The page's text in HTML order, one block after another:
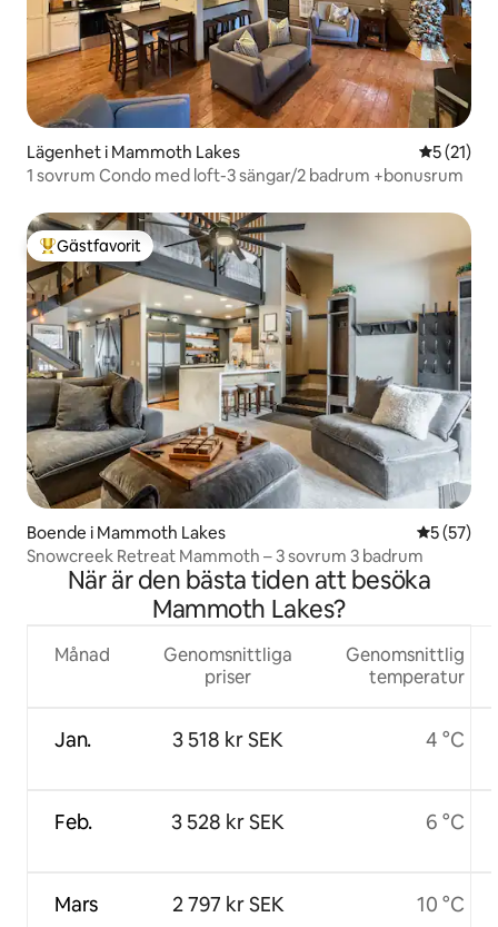
Lägenhet i Mammoth Lakes 5 av 5 i
5 (21)
1 sovrum Condo med loft-3 sängar/2 badrum +bonusrum
Populär gästfavorit
Gästfavorit
Boende i Mammoth Lakes 5 av 5 i
5 (57)
Snowcreek Retreat Mammoth – 3 sovrum 3 badrum
När är den bästa tiden att besöka
Mammoth Lakes?
Månad
Jan.
Feb.
Mars
Genomsnittliga
priser
3 518 kr SEK
3 528 kr SEK
2 797 kr SEK
Genomsnittlig
temperatur
4 °C
6 °C
10 °C